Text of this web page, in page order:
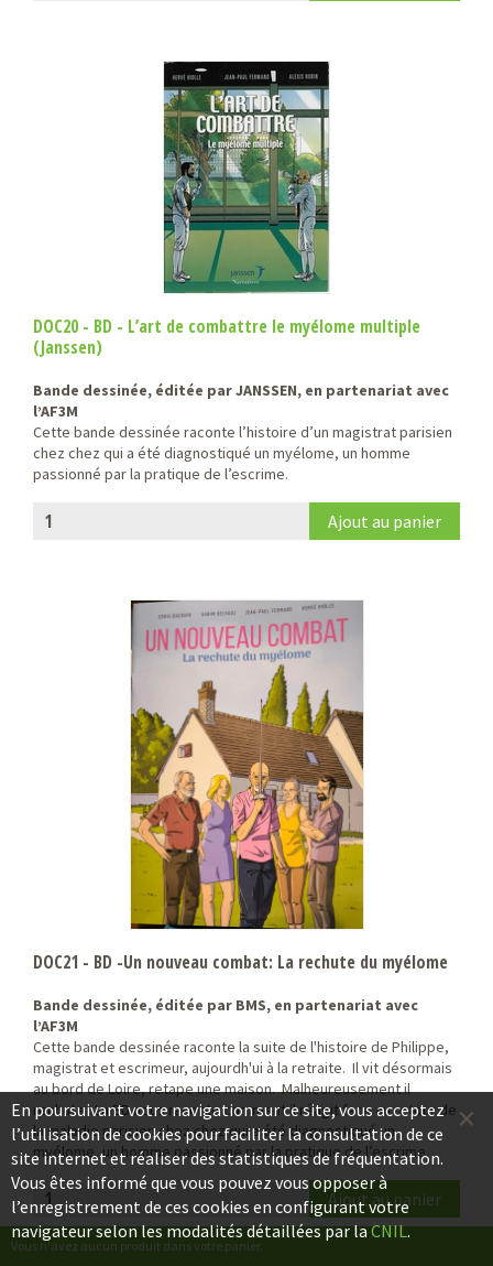
DOC20 - BD - L’art de combattre le myélome multiple
(Janssen)
Bande dessinée, éditée par JANSSEN, en partenariat avec
l’AF3M
Cette bande dessinée raconte l’histoire d’un magistrat parisien
chez chez qui a été diagnostiqué un myélome, un homme
passionné par la pratique de l’escrime.
DOC21 - BD -Un nouveau combat: La rechute du myélome
Bande dessinée, éditée par BMS, en partenariat avec
l’AF3M
Cette bande dessinée raconte la suite de l'histoire de Philippe,
magistrat et escrimeur, aujourdh'ui à la retraite. Il vit désormais
au bord de Loire, retape une maison. Malheureusement il
rechute . La BD nous raconte comment il réagit face au retour de
la maladie parisien chez chez qui a été diagnostiqué un
myélome, un homme passionné par la pratique de l’escrime.
Vous n'avez aucun produit dans votre panier.
×
En poursuivant votre navigation sur ce site, vous acceptez
l’utilisation de cookies pour faciliter la consultation de ce
site internet et réaliser des statistiques de fréquentation.
Vous êtes informé que vous pouvez vous opposer à
l’enregistrement de ces cookies en configurant votre
navigateur selon les modalités détaillées par laCNIL.